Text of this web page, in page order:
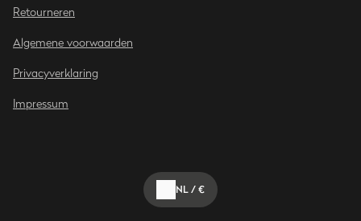
Retourneren
Algemene voorwaarden
Privacyverklaring
Impressum
NL/€